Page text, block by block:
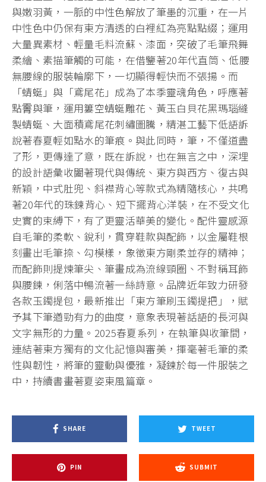
與嫩羽黃，一脈的中性色解放了筆墨的沉重，在一片
中性色中仍保有東方清透的白裡紅為亮點點綴；運用
大量異素材、輕量毛料流蘇、漆面，突破了毛筆飛舞
柔繪、素描筆觸的可能，在借鑒著20年代直筒、低腰
無腰線的服裝輪廓下，一切顯得輕快而不張揚。而
「蜻蜓」與「鳶尾花」成為了本季靈魂角色，呼應著
點䨝與筆，運用簍空蜻蜓雕花、黃玉白貝花黑瑪瑙縫
製蜻蜓、大面積鳶尾花刺繡圖騰，精湛工藝下低語訴
說著春夏輕如點水的筆痕。與此同時，筆，不僅道盡
了形，更傳達了意，既在訴說，也在無言之中，深埋
的設計語彙收闔著現代與傳統、東方與西方、復古與
新穎，中式肚兜、斜襟背心等款式為精隨核心，共鳴
著20年代的珠鍊背心、短下擺背心洋裝，在不受文化
史實的束縛下，有了更靈活華美的變化。配件靈感源
自毛筆的柔軟、銳利，貫穿鞋款與配飾，以金屬鞋根
刻畫出毛筆捺、勾模樣，象徵東方剛柔並存的精神；
而配飾則提煉筆尖、筆畫成為流線頸圈、不對稱耳飾
與腰鍊，俐落中暢流著一絲詩意。品牌近年致力研發
各款玉鐲提包，最新推出「東方筆刷玉鐲提把」，賦
予其下筆遒勁有力的曲度，意象表現著話語的長河與
文字無形的力量。2025春夏系列，在執筆與收筆間，
連結著東方獨有的文化記憶與審美，揮毫著毛筆的柔
性與韌性，將筆的靈動與優雅，凝鍊於每一件服裝之
中，持續書畫著夏姿東風篇章。
SHARE TWEET
PIN SUBMIT